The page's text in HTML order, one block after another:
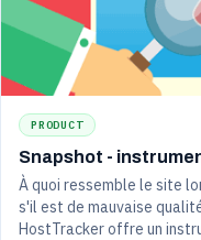
PRODUCT
Snapshot -
À quoi ressemble le site
s'il est de mauvaise
HostTracker offre un